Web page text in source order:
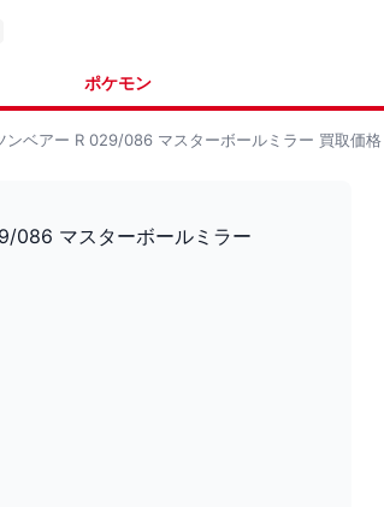
ポケモン
ンベアー R 029/086 マスターボールミラー 買取価格